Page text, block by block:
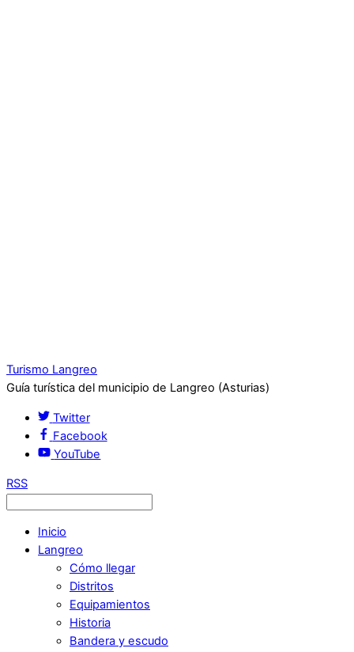
Turismo Langreo
Guía turística del municipio de Langreo (Asturias)
Twitter
Facebook
YouTube
RSS
Inicio
Langreo
Cómo llegar
Distritos
Equipamientos
Historia
Bandera y escudo